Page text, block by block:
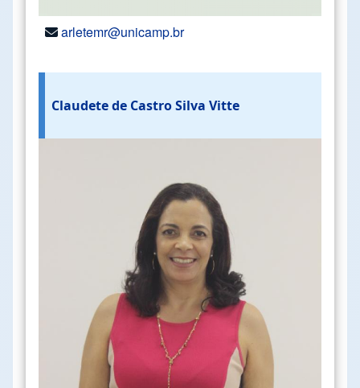
arletemr@unicamp.br
Claudete de Castro Silva Vitte